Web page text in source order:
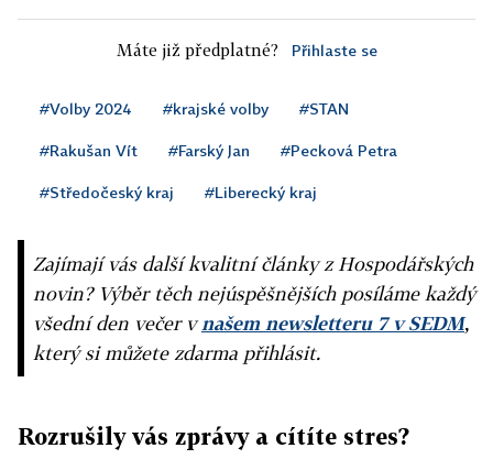
Máte již předplatné? Přihlaste se
#Volby 2024 #krajské volby #STAN
#Rakušan Vít #Farský Jan #Pecková Petra
#Středočeský kraj #Liberecký kraj
Zajímají vás další kvalitní články z Hospodářských
novin? Výběr těch nejúspěšnějších posíláme každý
všední den večer vnašem newsletteru 7 v SEDM,
který si můžete zdarma přihlásit.
Rozrušily vás zprávy a cítíte stres?